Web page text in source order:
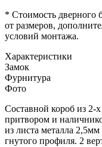
* Стоимость дверного
от размеров,
условий монтажа.
Характеристики
Замок
Фурнитура
Фото
Составной короб из 2-
притвором и
из листа металла
гнутого профиля. 2